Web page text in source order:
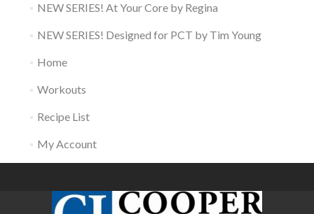
NEW SERIES! At Your Core by Regina
NEW SERIES! Designed for PCT by Tim Young
Home
Workouts
Recipe List
My Account